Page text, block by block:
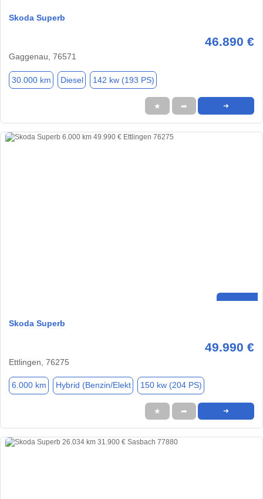
Skoda Superb
46.890 €
Gaggenau, 76571
30.000 km Diesel 142 kw (193 PS)
★ ➦ ➜
Skoda Superb
49.990 €
Ettlingen, 76275
6.000 km Hybrid (Benzin/Elekt 150 kw (204 PS)
★ ➦ ➜